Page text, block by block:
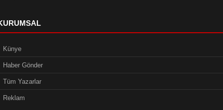
Künye
Haber Gönder
Tüm Yazarlar
Reklam